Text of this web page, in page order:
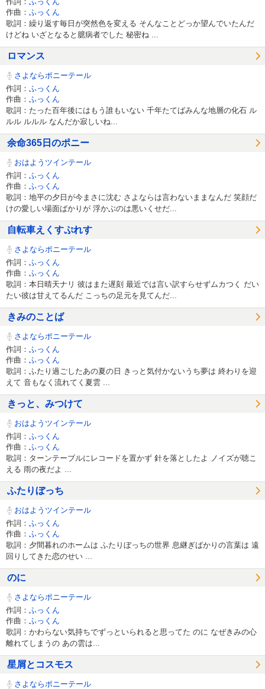
作曲： ふっくん
歌詞：繰り返す毎日が突然色を変える そんなことどっか望んでいたんだ
けどね いざとなると臆病者でした 秘密ね ...
ロマンス
さよならポニーテール
作詞： ふっくん
作曲： ふっくん
歌詞：たった百年後にはもう誰もいない 千年たてばみんな地層の化石 ル
ルル ルルル なんだか寂しいね...
余命365日のポニー
おはようツインテール
作詞： ふっくん
作曲： ふっくん
歌詞：地平の夕日が今まさに沈む さよならは言わないままなんだ 笑顔だ
けの愛しい場面ばかりが 浮かぶのは悪いくせだ...
自転車えくすぷれす
さよならポニーテール
作詞： ふっくん
作曲： ふっくん
歌詞：本日晴天ナリ 彼はまた遅刻 最近では言い訳すらせずムカつく だい
たい彼は甘えてるんだ こっちの足元を見てんだ...
きみのことば
さよならポニーテール
作詞： ふっくん
作曲： ふっくん
歌詞：ふたり過ごしたあの夏の日 きっと気付かないうち夢は 終わりを迎
えて 音もなく流れてく夏雲 ...
きっと、みつけて
おはようツインテール
作詞： ふっくん
作曲： ふっくん
歌詞：ターンテーブルにレコードを置かず 針を落としたよ ノイズが聴こ
える 雨の夜だよ ...
ふたりぼっち
おはようツインテール
作詞： ふっくん
作曲： ふっくん
歌詞：夕間暮れのホームは ふたりぼっちの世界 息継ぎばかりの言葉は 遠
回りしてきた恋のせい ...
のに
さよならポニーテール
作詞： ふっくん
作曲： ふっくん
歌詞：かわらない気持ちでずっといられると思ってた のに なぜきみの心
離れてしまうの あの雲は...
星屑とコスモス
さよならポニーテール